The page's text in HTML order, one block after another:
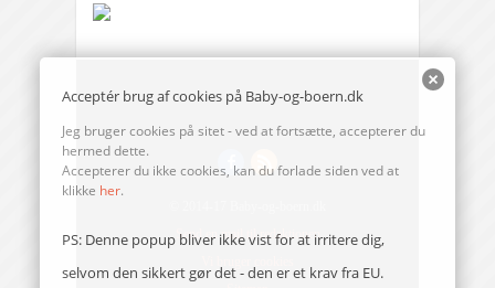
Send en mail til redaktionen
Acceptér brug af cookies på Baby-og-boern.dk
Jeg bruger cookies på sitet - ved at fortsætte, accepterer du
hermed dette.
Accepterer du ikke cookies, kan du forlade siden ved at
klikke her.
PS: Denne popup bliver ikke vist for at irritere dig,
selvom den sikkert gør det - den er et krav fra EU.